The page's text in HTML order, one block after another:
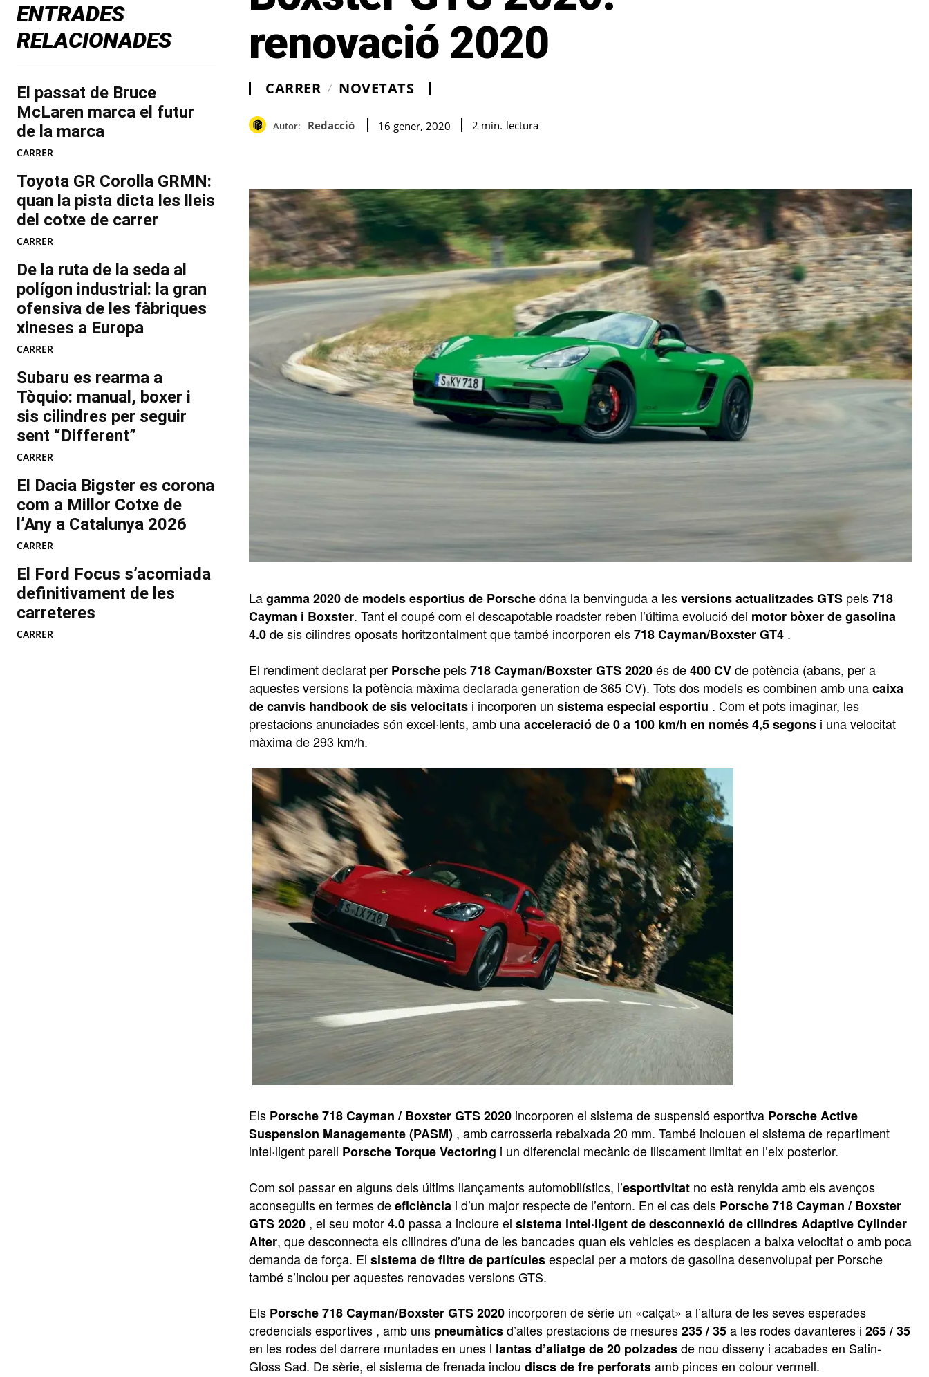
ENTRADES
RELACIONADES
El passat de Bruce
McLaren marca el futur
de la marca
CARRER
Toyota GR Corolla GRMN:
quan la pista dicta les lleis
del cotxe de carrer
CARRER
De la ruta de la seda al
polígon industrial: la gran
ofensiva de les fàbriques
xineses a Europa
CARRER
Subaru es rearma a
Tòquio: manual, boxer i
sis cilindres per seguir
sent “Different”
CARRER
El Dacia Bigster es corona
com a Millor Cotxe de
l’Any a Catalunya 2026
CARRER
El Ford Focus s’acomiada
definitivament de les
carreteres
CARRER
renovació 2020
CARRER NOVETATS
Autor: Redacció 16 gener, 2020 2 min. lectura
Lagamma 2020 de models esportius de Porschedóna la benvinguda a lesversions actualitzades GTS pels718
Cayman i Boxster. Tant el coupé com el descapotable roadster reben l’última evolució del motor bòxer de gasolina
4.0de sis cilindres oposats horitzontalment que també incorporen els718 Cayman/Boxster GT4 .
El rendiment declarat per Porsche pels718 Cayman/Boxster GTS 2020és de400 CVde potència (abans, per a
aquestes versions la potència màxima declarada generation de 365 CV). Tots dos models es combinen amb unacaixa
de canvis handbook de sis velocitats i incorporen un sistema especial esportiu . Com et pots imaginar, les
prestacions anunciades són excel·lents, amb unaacceleració de 0 a 100 km/h en només 4,5 segons i una velocitat
màxima de 293 km/h.
Els Porsche 718 Cayman / Boxster GTS 2020 incorporen el sistema de suspensió esportiva Porsche Active
Suspension Managemente (PASM) , amb carrosseria rebaixada 20 mm. També inclouen el sistema de repartiment
intel·ligent parell Porsche Torque Vectoring i un diferencial mecànic de lliscament limitat en l’eix posterior.
Com sol passar en alguns dels últims llançaments automobilístics, l’esportivitat no està renyida amb els avenços
aconseguits en termes deeficiència i d’un major respecte de l’entorn. En el cas dels Porsche 718 Cayman / Boxster
GTS 2020 , el seu motor4.0 passa a incloure el sistema intel·ligent de desconnexió de cilindres Adaptive Cylinder
Alter, que desconnecta els cilindres d’una de les bancades quan els vehicles es desplacen a baixa velocitat o amb poca
demanda de força. El sistema de filtre de partículesespecial per a motors de gasolina desenvolupat per Porsche
també s’inclou per aquestes renovades versions GTS.
Els Porsche 718 Cayman/Boxster GTS 2020 incorporen de sèrie un «calçat» a l’altura de les seves esperades
credencials esportives , amb uns pneumàticsd’altes prestacions de mesures235 / 35a les rodes davanteres i 265 / 35
en les rodes del darrere muntades en unes l lantas d’aliatge de 20 polzadesde nou disseny i acabades en Satin-
Gloss Sad. De sèrie, el sistema de frenada inclou discs de fre perforatsamb pinces en colour vermell.